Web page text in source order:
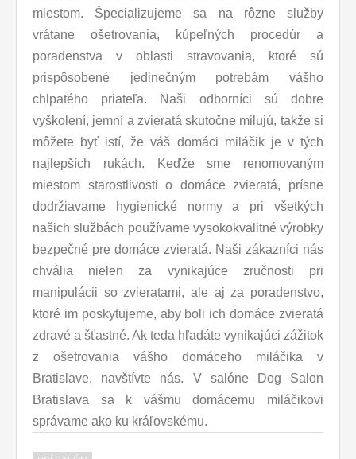
miestom. Špecializujeme sa na rôzne služby
vrátane ošetrovania, kúpeľných procedúr a
poradenstva v oblasti stravovania, ktoré sú
prispôsobené jedinečným potrebám vášho
chlpatého priateľa. Naši odborníci sú dobre
vyškolení, jemní a zvieratá skutočne milujú, takže si
môžete byť istí, že váš domáci miláčik je v tých
najlepších rukách. Keďže sme renomovaným
miestom starostlivosti o domáce zvieratá, prísne
dodržiavame hygienické normy a pri všetkých
našich službách používame vysokokvalitné výrobky
bezpečné pre domáce zvieratá. Naši zákazníci nás
chvália nielen za vynikajúce zručnosti pri
manipulácii so zvieratami, ale aj za poradenstvo,
ktoré im poskytujeme, aby boli ich domáce zvieratá
zdravé a šťastné. Ak teda hľadáte vynikajúci zážitok
z ošetrovania vášho domáceho miláčika v
Bratislave, navštívte nás. V salóne Dog Salon
Bratislava sa k vášmu domácemu miláčikovi
správame ako ku kráľovskému.